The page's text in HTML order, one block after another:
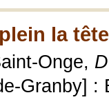
la
Onge,
Granby] :